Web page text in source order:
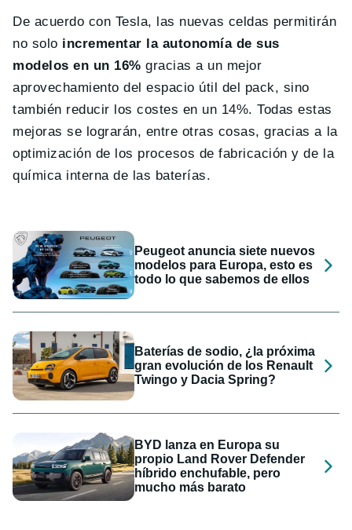
De acuerdo con Tesla, las nuevas celdas permitirán
no solo incrementar la autonomía de sus
modelos en un 16% gracias a un mejor
aprovechamiento del espacio útil del pack, sino
también reducir los costes en un 14%. Todas estas
mejoras se lograrán, entre otras cosas, gracias a la
optimización de los procesos de fabricación y de la
química interna de las baterías.
Peugeot anuncia siete nuevos
modelos para Europa, esto es
todo lo que sabemos de ellos
Baterías de sodio, ¿la próxima
gran evolución de los Renault
Twingo y Dacia Spring?
BYD lanza en Europa su
propio Land Rover Defender
híbrido enchufable, pero
mucho más barato